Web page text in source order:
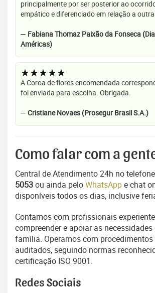
principalmente por ser posterior ao
empático e diferenciado em relação a
— Fabiana Thomaz Paixão da Fonseca
Américas)
★★★★★
A Coroa de flores encomendada
foi enviada para escolha. Obrigada.
— Cristiane Novaes (Prosegur Brasil S.A.)
Como falar com a
Central de Atendimento 24h no
5053ou ainda peloWhatsAppe chat
disponíveis todos os dias, inclusive
Contamos com profissionais
compreender e apoiar as necessidades
família. Operamos com
auditados, seguindo normas
certificação ISO 9001.
Redes Sociais